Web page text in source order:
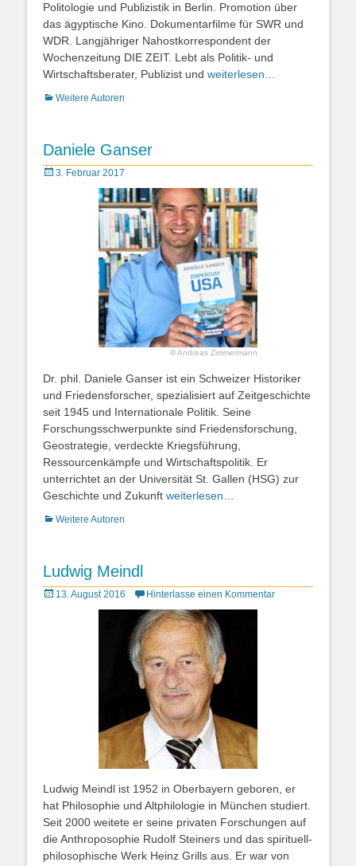
Politologie und Publizistik in Berlin. Promotion über
das ägyptische Kino. Dokumentarfilme für SWR und
WDR. Langjähriger Nahostkorrespondent der
Wochenzeitung DIE ZEIT. Lebt als Politik- und
Wirtschaftsberater, Publizist und weiterlesen…
Kategorien
Weitere Autoren
Daniele Ganser
Posted
3. Februar 2017
©Andreas Zimmermann
Dr. phil. Daniele Ganser ist ein Schweizer Historiker
und Friedensforscher, spezialisiert auf Zeitgeschichte
seit 1945 und Internationale Politik. Seine
Forschungsschwerpunkte sind Friedensforschung,
Geostrategie, verdeckte Kriegsführung,
Ressourcenkämpfe und Wirtschaftspolitik. Er
unterrichtet an der Universität St. Gallen (HSG) zur
Geschichte und Zukunft weiterlesen…
Kategorien
Weitere Autoren
Ludwig Meindl
Posted
13. August 2016 Hinterlasse einen Kommentar
Ludwig Meindl ist 1952 in Oberbayern geboren, er
hat Philosophie und Altphilologie in München studiert.
Seit 2000 weitete er seine privaten Forschungen auf
die Anthroposophie Rudolf Steiners und das spirituell-
philosophische Werk Heinz Grills aus. Er war von